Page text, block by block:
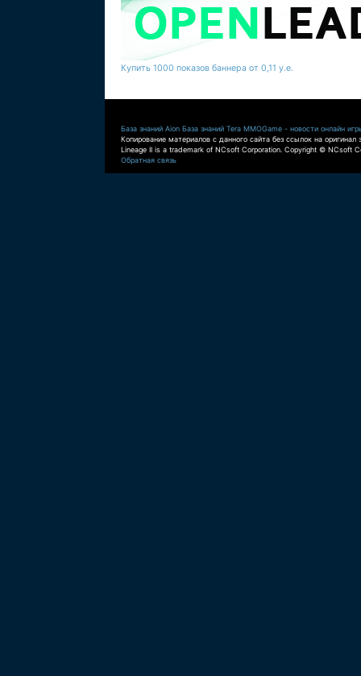
Купить 1000 показов баннера от 0,11 у.е.
База знаний Aion База знаний Tera MMOGame - новости онлайн
Копирование материалов с данного сайта без ссылок на оригинал
Lineage II is a trademark of NCsoft Corporation. Copyright © NCsoft
Обратная связь